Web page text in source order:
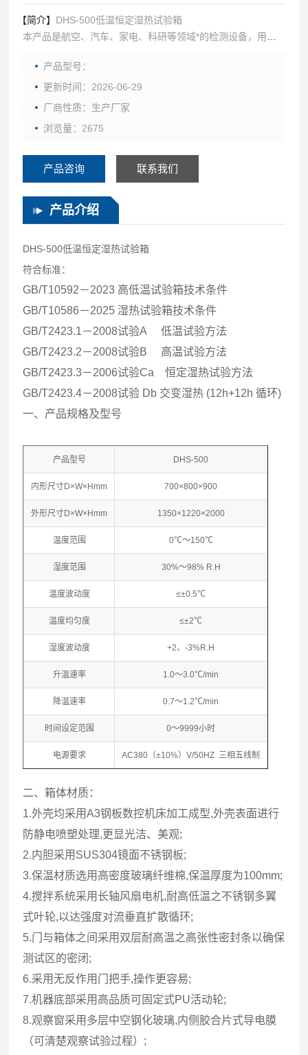
【简介】 DHS-500低温恒定湿热试验箱
本产品是航空、汽车、家电、科研等领域*的检测设备，用于
度或恒定试验的温度环境变化参数及性能。
产品型号：
更新时间：2026-06-29
厂商性质：生产厂家
浏览量：2675
产品咨询 联系我们
产品介绍
DHS-500低温恒定湿热试验箱
符合标准：
GB/T10592－2023 高低温试验箱技术条件
GB/T10586－2025 湿热试验箱技术条件
GB/T2423.1－2008试验A 低温试验方法
GB/T2423.2－2008试验B 高温试验方法
GB/T2423.3－2006试验Ca 恒定湿热试验方法
GB/T2423.4－2008试验 Db 交变湿热 (12h+12h 循环)
一、产品规格及型号
产品型号 DHS-500
内形尺寸D×W×Hmm 700×800×900
外形尺寸D×W×Hmm 1350×1220×2000
温度范围 0℃～150℃
湿度范围 30%～98% R.H
温度波动度 ≤±0.5℃
温度均匀度 ≤±2℃
湿度波动度 +2、-3%R.H
升温速率 1.0～3.0℃/min
降温速率 0.7～1.2℃/min
时间设定范围 0～9999小时
电源要求 AC380（±10%）V/50HZ 三相五线制
二、箱体材质：
1.外壳均采用A3钢板数控机床加工成型,外壳表面进行
防静电喷塑处理,更显光洁、美观;
2.内胆采用SUS304镜面不锈钢板;
3.保温材质选用高密度玻璃纤维棉,保温厚度为100mm;
4.搅拌系统采用长轴风扇电机,耐高低温之不锈钢多翼
式叶轮,以达强度对流垂直扩散循环;
5.门与箱体之间采用双层耐高温之高张性密封条以确保
测试区的密闭;
6.采用无反作用门把手,操作更容易;
7.机器底部采用高品质可固定式PU活动轮;
8.观察窗采用多层中空钢化玻璃,内侧胶合片式导电膜
（可清楚观察试验过程）;